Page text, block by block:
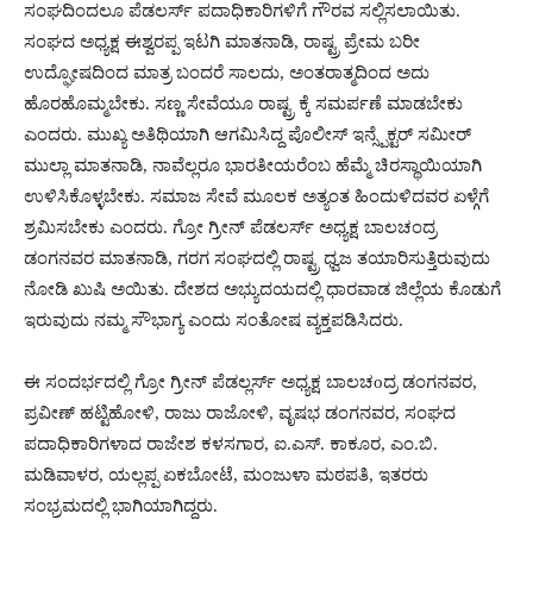
ಸಂಘದಿಂದಲೂ ಪೆಡಲರ್ಸ್ ಪದಾಧಿಕಾರಿಗಳಿಗೆ ಗೌರವ ಸಲ್ಲಿಸಲಾಯಿತು.
ಸಂಘದ ಅಧ್ಯಕ್ಷ ಈಶ್ವರಪ್ಪ ಇಟಗಿ ಮಾತನಾಡಿ, ರಾಷ್ಟ್ರ ಪ್ರೇಮ ಬರೀ
ಉದ್ಘೋಷದಿಂದ ಮಾತ್ರ ಬಂದರೆ ಸಾಲದು, ಅಂತರಾತ್ಮದಿಂದ ಅದು
ಹೊರಹೊಮ್ಮಬೇಕು. ಸಣ್ಣ ಸೇವೆಯೂ ರಾಷ್ಟ್ರ ಕ್ಕೆ ಸಮರ್ಪಣೆ ಮಾಡಬೇಕು
ಎಂದರು. ಮುಖ್ಯ ಅತಿಥಿಯಾಗಿ ಆಗಮಿಸಿದ್ದ ಪೊಲೀಸ್ ಇನ್ಸ್ಪೆಕ್ಟರ್ ಸಮೀರ್
ಮುಲ್ಲಾ ಮಾತನಾಡಿ, ನಾವೆಲ್ಲರೂ ಭಾರತೀಯರೆಂಬ ಹೆಮ್ಮೆ ಚಿರಸ್ಥಾಯಿಯಾಗಿ
ಉಳಿಸಿಕೊಳ್ಳಬೇಕು. ಸಮಾಜ ಸೇವೆ ಮೂಲಕ ಅತ್ಯಂತ ಹಿಂದುಳಿದವರ ಏಳ್ಗೆಗೆ
ಶ್ರಮಿಸಬೇಕು ಎಂದರು. ಗ್ರೋ ಗ್ರೀನ್ ಪೆಡಲರ್ಸ್ ಅಧ್ಯಕ್ಷ ಬಾಲಚಂದ್ರ
ಡಂಗನವರ ಮಾತನಾಡಿ, ಗರಗ ಸಂಘದಲ್ಲಿ ರಾಷ್ಟ್ರ ಧ್ವಜ ತಯಾರಿಸುತ್ತಿರುವುದು
ನೋಡಿ ಖುಷಿ ಅಯಿತು. ದೇಶದ ಅಭ್ಯುದಯದಲ್ಲಿ ಧಾರವಾಡ ಜಿಲ್ಲೆಯ ಕೊಡುಗೆ
ಇರುವುದು ನಮ್ಮ ಸೌಭಾಗ್ಯ ಎಂದು ಸಂತೋಷ ವ್ಯಕ್ತಪಡಿಸಿದರು.
ಈ ಸಂದರ್ಭದಲ್ಲಿ ಗ್ರೋ ಗ್ರೀನ್ ಪೆಡಲ್ಲರ್ಸ್ ಅಧ್ಯಕ್ಷ ಬಾಲಚoದ್ರ ಡಂಗನವರ,
ಪ್ರವೀಣ್ ಹಟ್ಟಿಹೋಳಿ, ರಾಜು ರಾಜೋಳಿ, ವೃಷಭ ಡಂಗನವರ, ಸಂಘದ
ಪದಾಧಿಕಾರಿಗಳಾದ ರಾಜೇಶ ಕಳಸಗಾರ, ಐ.ಎಸ್. ಕಾಕೂರ, ಎಂ.ಬಿ.
ಮಡಿವಾಳರ, ಯಲ್ಲಪ್ಪ ಏಕಬೋಟೆ, ಮಂಜುಳಾ ಮಠಪತಿ, ಇತರರು
ಸಂಭ್ರಮದಲ್ಲಿ ಭಾಗಿಯಾಗಿದ್ದರು.